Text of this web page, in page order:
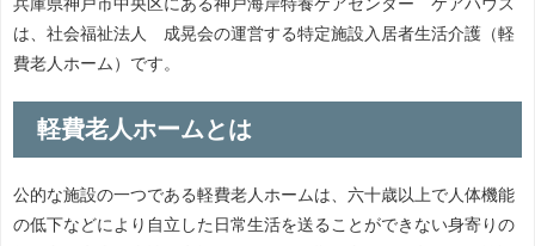
は、社会福祉法人 成晃会の運営する特定施設入居者生活介護（軽
費老人ホーム）です。
軽費老人ホームとは
公的な施設の一つである軽費老人ホームは、六十歳以上で人体機能
の低下などにより自立した日常生活を送ることができない身寄りの